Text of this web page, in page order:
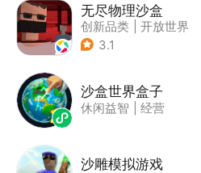
无尽物理沙盒
创新品类
开放世界
| 像素风
3.1
沙盒世界盒子
休闲益智 经营
沙雕模拟游戏